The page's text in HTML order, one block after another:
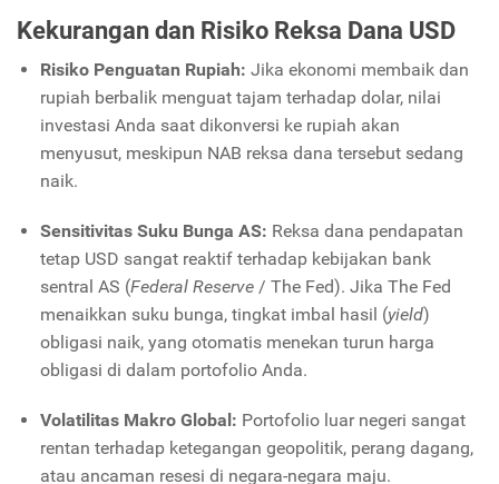
Kekurangan dan Risiko Reksa Dana USD
Risiko Penguatan Rupiah: Jika ekonomi membaik dan
rupiah berbalik menguat tajam terhadap dolar, nilai
investasi Anda saat dikonversi ke rupiah akan
menyusut, meskipun NAB reksa dana tersebut sedang
naik.
Sensitivitas Suku Bunga AS: Reksa dana pendapatan
tetap USD sangat reaktif terhadap kebijakan bank
sentral AS (Federal Reserve/ The Fed). Jika The Fed
menaikkan suku bunga, tingkat imbal hasil (yield)
obligasi naik, yang otomatis menekan turun harga
obligasi di dalam portofolio Anda.
Volatilitas Makro Global: Portofolio luar negeri sangat
rentan terhadap ketegangan geopolitik, perang dagang,
atau ancaman resesi di negara-negara maju.